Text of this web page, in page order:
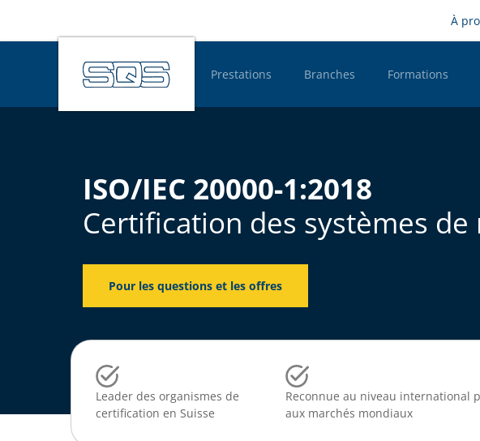
À
Hauptnavigation Desktop
Prestations Branches Formations
ISO/IEC 20000-1:2018
Certification des systèmes de
Pour les questions et les offres
Leader des organismes de
certification en Suisse
Reconnue au niveau international
aux marchés mondiaux